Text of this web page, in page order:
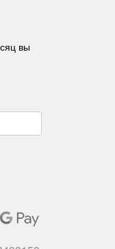
вы